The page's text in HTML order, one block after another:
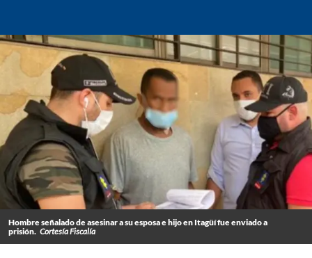
Hombre señalado de asesinar a su esposa e hijo en Itagüí fue enviado a
prisión. Cortesía Fiscalía